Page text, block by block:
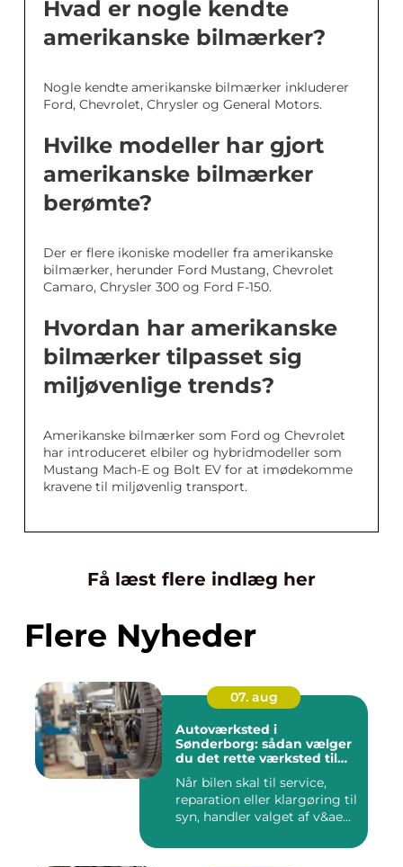
Hvad er nogle kendte
amerikanske bilmærker?
Nogle kendte amerikanske bilmærker inkluderer
Ford, Chevrolet, Chrysler og General Motors.
Hvilke modeller har gjort
amerikanske bilmærker
berømte?
Der er flere ikoniske modeller fra amerikanske
bilmærker, herunder Ford Mustang, Chevrolet
Camaro, Chrysler 300 og Ford F-150.
Hvordan har amerikanske
bilmærker tilpasset sig
miljøvenlige trends?
Amerikanske bilmærker som Ford og Chevrolet
har introduceret elbiler og hybridmodeller som
Mustang Mach-E og Bolt EV for at imødekomme
kravene til miljøvenlig transport.
Få læst flere indlæg her
Flere Nyheder
07. aug
Autoværksted i
Sønderborg: sådan vælger
du det rette værksted til
Når bilen skal til service,
reparation eller klargøring til
syn, handler valget af v&ae...